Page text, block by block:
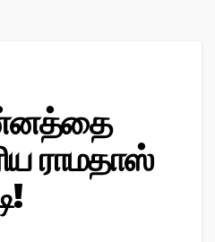
ராமதாஸ்